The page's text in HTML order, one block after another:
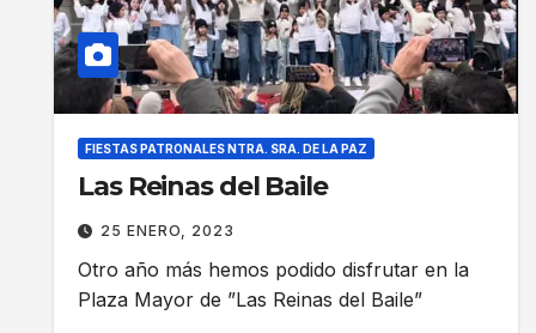
FIESTAS PATRONALES NTRA. SRA. DE LA PAZ
Las Reinas del Baile
25 ENERO, 2023
Otro año más hemos podido disfrutar en la
Plaza Mayor de ”Las Reinas del Baile”